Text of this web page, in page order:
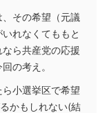
その希望（元議
れなくてももと
ら共産党の応援
の考え。
小選挙区で希望
かもしれない(結